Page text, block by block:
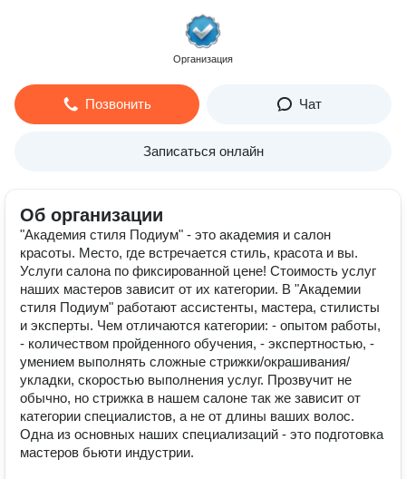
Организация
Позвонить Чат
Записаться онлайн
Об организации
"Академия стиля Подиум" - это академия и салон
красоты. Место, где встречается стиль, красота и вы.
Услуги салона по фиксированной цене! Стоимость услуг
наших мастеров зависит от их категории. В "Академии
стиля Подиум" работают ассистенты, мастера, стилисты
и эксперты. Чем отличаются категории: - опытом работы,
- количеством пройденного обучения, - экспертностью, -
умением выполнять сложные стрижки/окрашивания/
укладки, скоростью выполнения услуг. Прозвучит не
обычно, но стрижка в нашем салоне так же зависит от
категории специалистов, а не от длины ваших волос.
Одна из основных наших специализаций - это подготовка
мастеров бьюти индустрии.